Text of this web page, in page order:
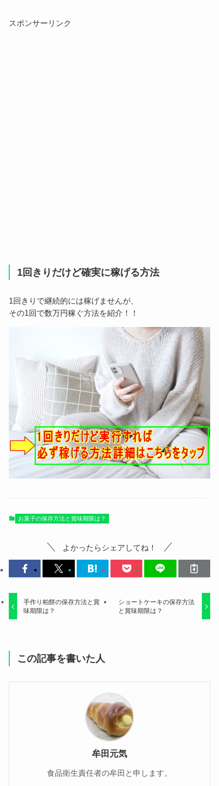
スポンサーリンク
1回きりだけど確実に稼げる方法
1回きりで継続的には稼げませんが、
その1回で数万円稼ぐ方法を紹介！！
お菓子の保存方法と賞味期限は？
よかったらシェアしてね！
手作り柏餅の保存方法と賞
味期限は？
ショートケーキの保存方法
と賞味期限は？
この記事を書いた人
牟田元気
食品衛生責任者の牟田と申します。